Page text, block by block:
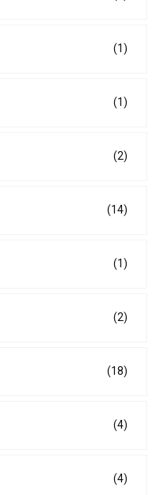
(1)
(1)
(2)
(14)
(1)
(2)
(18)
(4)
(4)